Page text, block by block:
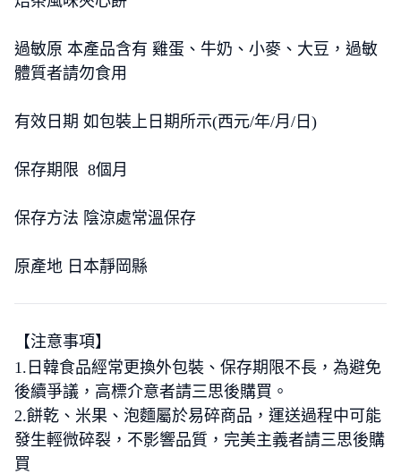
過敏原 本產品含有 雞蛋、牛奶、小麥、大豆，過敏
體質者請勿食用
有效日期 如包裝上日期所示(西元/年/月/日)
保存期限 8個月
保存方法 陰涼處常溫保存
原產地 日本靜岡縣
【注意事項】
1.日韓食品經常更換外包裝、保存期限不長，為避免
後續爭議，高標介意者請三思後購買。
2.餅乾、米果、泡麵屬於易碎商品，運送過程中可能
發生輕微碎裂，不影響品質，完美主義者請三思後購
買